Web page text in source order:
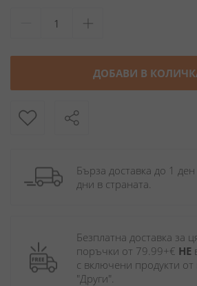
ДОБАВИ В
Бърза доставка до 1
дни в страната.
Безплатна доставка за
поръчки от 79.99+€ НЕ
с включени продукти от
"Други".